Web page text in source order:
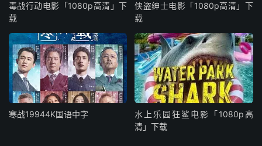
毒战行动电影「1080p高清」下
载
侠盗绅士电影「1080p高清」下
载
寒战19944K国语中字
水上乐园狂鲨电影「1080p高
清」下载